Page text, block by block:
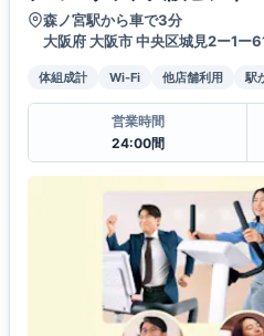
森ノ宮駅から車で3分
大阪府 大阪市 中央区城見2ー1ー
体組成計 Wi-Fi 他店舗利用 駅
営業時間
24:00間